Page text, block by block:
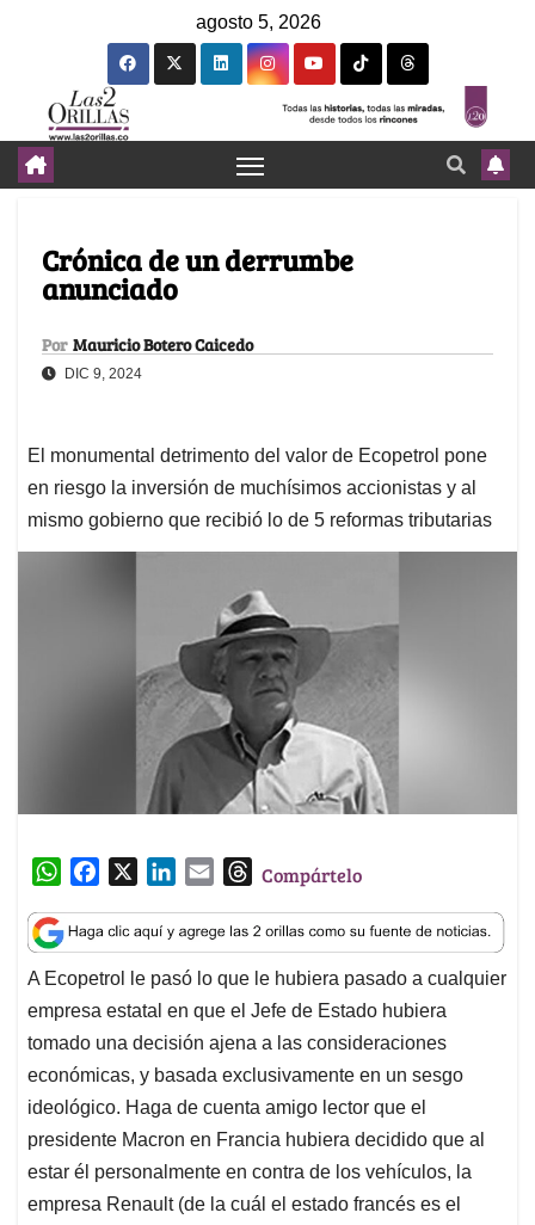
agosto 5, 2026
Crónica de un derrumbe
anunciado
Por Mauricio Botero Caicedo
DIC 9, 2024
El monumental detrimento del valor de Ecopetrol pone
en riesgo la inversión de muchísimos accionistas y al
mismo gobierno que recibió lo de 5 reformas tributarias
W
a
t
s
A
p
p
c
e
b
o
o
k
n
k
e
d
I
n
a
i
l
T
r
e
a
d
s
Compártelo
A Ecopetrol le pasó lo que le hubiera pasado a cualquier
empresa estatal en que el Jefe de Estado hubiera
tomado una decisión ajena a las consideraciones
económicas, y basada exclusivamente en un sesgo
ideológico. Haga de cuenta amigo lector que el
presidente Macron en Francia hubiera decidido que al
estar él personalmente en contra de los vehículos, la
empresa Renault (de la cuál el estado francés es el